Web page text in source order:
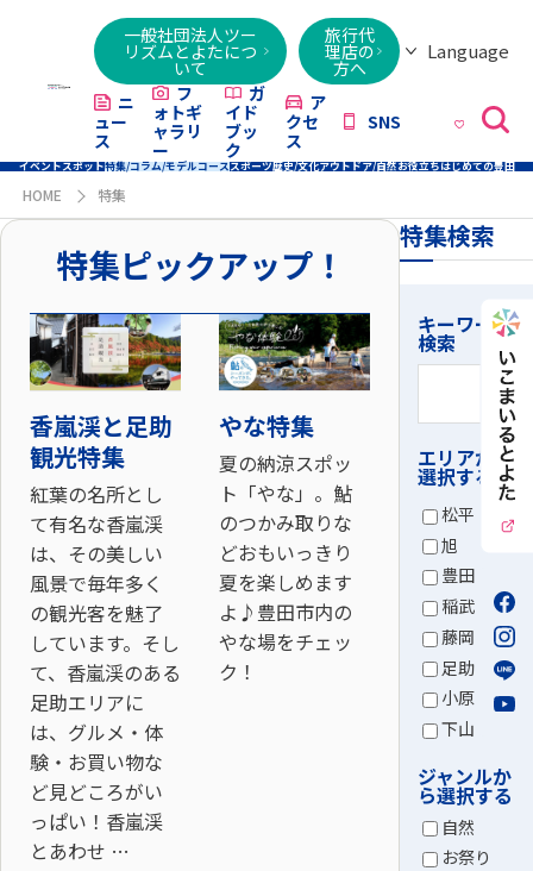
一般社団法人ツー
リズムとよたにつ
いて
旅行代
理店の
方へ
Language
Việt
ニ
ュー
ス
フ
ォトギ
ャラリ
ー
ガ
イド
ブッ
ク
ア
クセ
ス
SNS
イベントスポット特集/コラム/モデルコーススポーツ歴史/文化アウトドア/自然お役立ちはじめての豊田
HOME 特集
特集ピックアップ！
香嵐渓と足助
観光特集
紅葉の名所とし
て有名な香嵐渓
は、その美しい
風景で毎年多く
の観光客を魅了
しています。そし
て、香嵐渓のある
足助エリアに
は、グルメ・体
験・お買い物な
ど見どころがい
っぱい！香嵐渓
とあわせ …
やな特集
夏の納涼スポッ
ト「やな」。鮎
のつかみ取りな
どおもいっきり
夏を楽しめます
よ♪豊田市内の
やな場をチェッ
ク！
特集検索
キーワード
検索
エリアから
選択する
松平
旭
豊田
稲武
藤岡
足助
小原
下山
ジャンルか
ら選択する
自然
お祭り